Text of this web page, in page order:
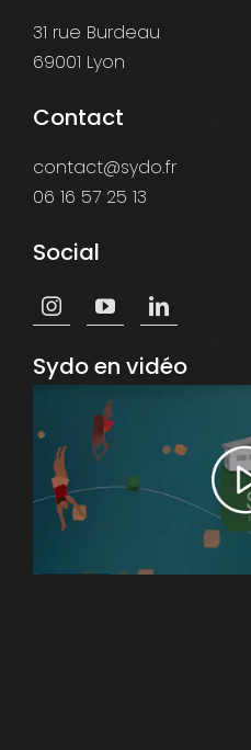
31 rue Burdeau
69001 Lyon
Contact
contact@sydo.fr
06 16 57 25 13
Social
Sydo en vidéo